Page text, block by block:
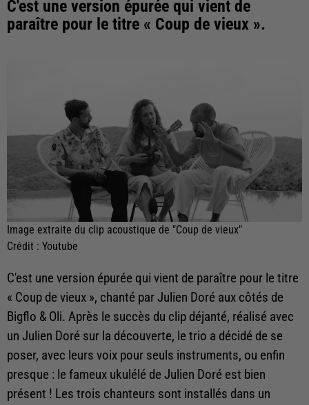
C'est une version épurée qui vient de
paraître pour le titre « Coup de vieux ».
Image extraite du clip acoustique de "Coup de vieux"
Crédit : Youtube
C'est une version épurée qui vient de paraître pour le titre
« Coup de vieux », chanté par Julien Doré aux côtés de
Bigflo & Oli. Après le succès du clip déjanté, réalisé avec
un Julien Doré sur la découverte, le trio a décidé de se
poser, avec leurs voix pour seuls instruments, ou enfin
presque : le fameux ukulélé de Julien Doré est bien
présent ! Les trois chanteurs sont installés dans un